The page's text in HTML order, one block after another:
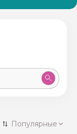
50 экскурсий
Популярные